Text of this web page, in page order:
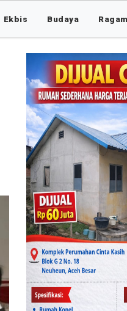
Ekbis Budaya Ragam